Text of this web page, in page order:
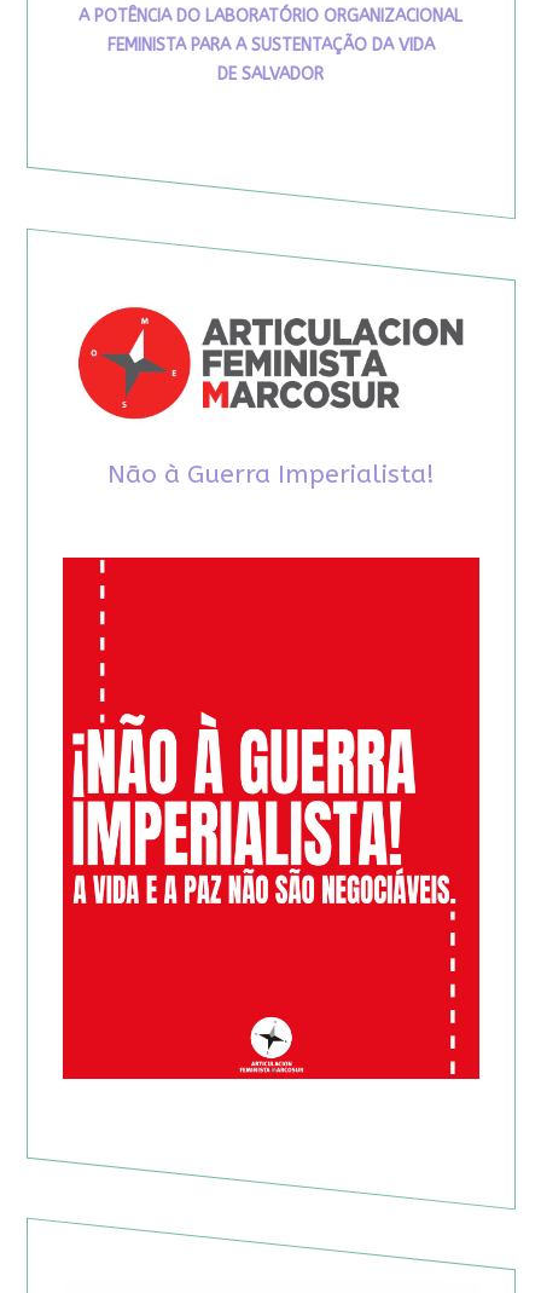
A POTÊNCIA DO LABORATÓRIO ORGANIZACIONAL
FEMINISTA PARA A SUSTENTAÇÃO DA VIDA
DE SALVADOR
Não à Guerra Imperialista!